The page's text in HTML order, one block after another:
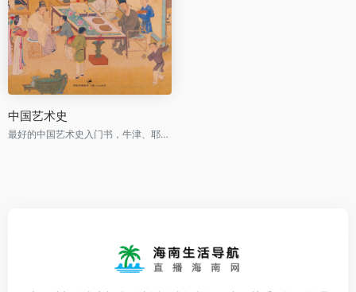
中国艺术史
最好的中国艺术史入门书，牛津、耶鲁、普林斯顿沿用40年之经典读本